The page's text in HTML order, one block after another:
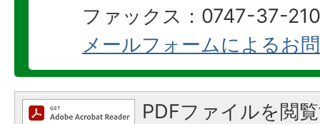
ファックス：0747-37-
メールフォームによるお
PDFファイルを閲